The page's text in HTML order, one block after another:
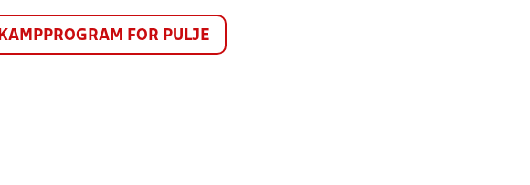
KAMPPROGRAM FOR PULJE